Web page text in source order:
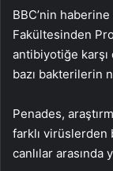
BBC’nin
Fakültesinden
antibiyotiğe
bazı bakterilerin
Penades,
farklı
canlılar arasında